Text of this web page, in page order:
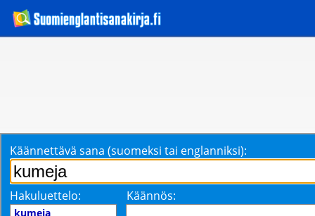
Käännettävä sana (suomeksi tai englanniksi):
Hakuluettelo: Käännös:
kumeja